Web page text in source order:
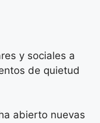
y sociales a
de quietud
abierto nuevas